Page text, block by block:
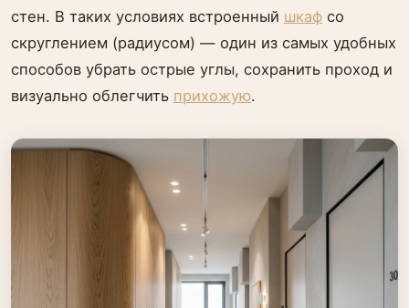
стен. В таких условиях встроенный шкаф со
скруглением (радиусом) — один из самых удобных
способов убрать острые углы, сохранить проход и
визуально облегчить прихожую.